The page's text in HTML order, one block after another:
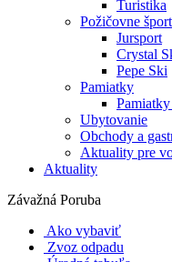
Turistika
Požičovne
Jursport
Crystal
Pepe Ski
Pamiatky
Ubytovanie
Obchody a
Aktuality pre
Aktuality
Závažná Poruba
Ako vybaviť
Zvoz odpadu